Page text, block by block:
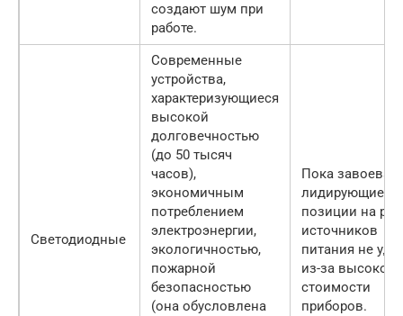
создают шум при
работе.
Светодиодные
Современные
устройства,
характеризующиеся
высокой
долговечностью
(до 50 тысяч
часов),
экономичным
потреблением
электроэнергии,
экологичностью,
пожарной
безопасностью
(она обусловлена
Пока завоевать
лидирующие
позиции на
источников
питания не
из-за высокой
стоимости
приборов.